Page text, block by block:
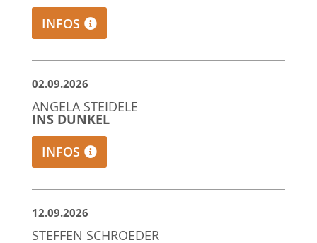
INFOS
02.09.2026
ANGELA STEIDELE
INS DUNKEL
INFOS
12.09.2026
STEFFEN SCHROEDER